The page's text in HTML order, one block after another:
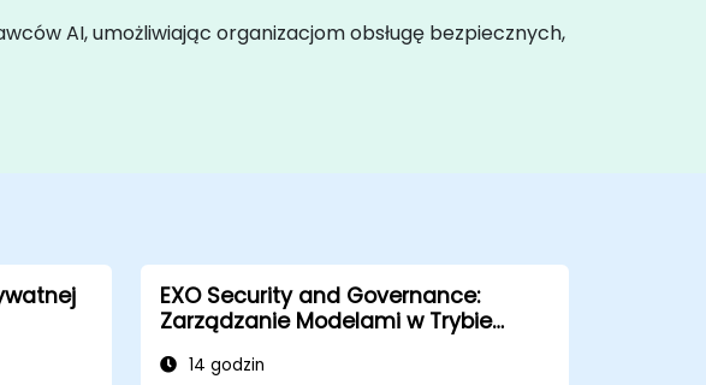
AI, umożliwiając organizacjom obsługę bezpiecznych,
EXO Security and Governance:
Zarządzanie Modelami w Trybie
14 godzin